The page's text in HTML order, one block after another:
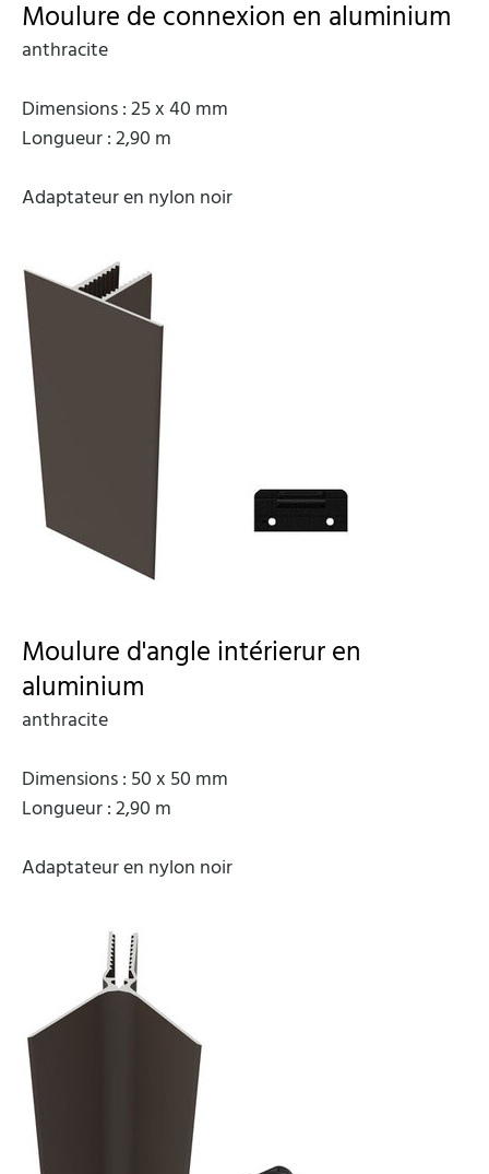
Moulure de connexion en aluminium
anthracite
Dimensions : 25 x 40 mm
Longueur : 2,90 m
Adaptateur en nylon noir
Moulure d'angle intérierur en
aluminium
anthracite
Dimensions : 50 x 50 mm
Longueur : 2,90 m
Adaptateur en nylon noir